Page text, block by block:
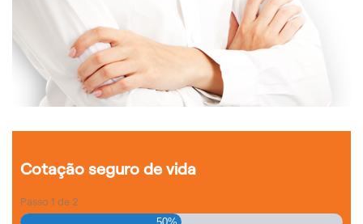
Cotação seguro de vida
Passo 1 de 2